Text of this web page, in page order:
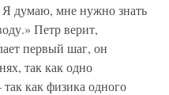
Я думаю, мне нужно знать
Петр верит,
первый шаг, он
так как одно
как физика одного